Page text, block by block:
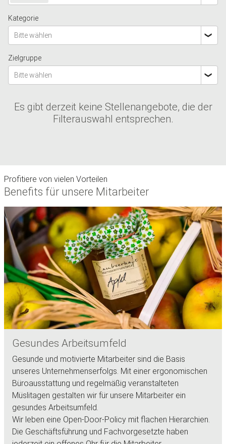
Kategorie
Bitte wählen
Zielgruppe
Bitte wählen
Es gibt derzeit keine Stellenangebote, die der
Filterauswahl entsprechen.
Profitiere von vielen Vorteilen
Benefits für unsere Mitarbeiter
Gesundes Arbeitsumfeld
Gesunde und motivierte Mitarbeiter sind die Basis
unseres Unternehmenserfolgs. Mit einer ergonomischen
Büroausstattung und regelmäßig veranstalteten
Müslitagen gestalten wir für unsere Mitarbeiter ein
gesundes Arbeitsumfeld.
Wir leben eine Open-Door-Policy mit flachen Hierarchien.
Die Geschäftsführung und Fachvorgesetzte haben